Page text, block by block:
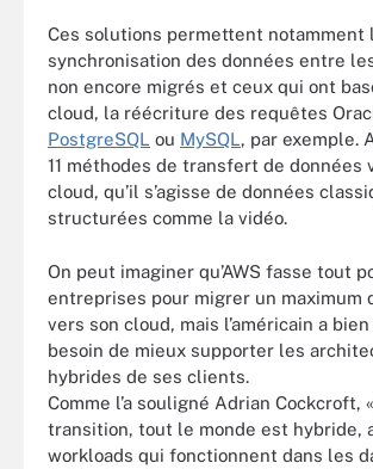
Ces solutions permettent notamment
synchronisation des données entre
non encore migrés et ceux qui ont
cloud, la réécriture des requêtes
PostgreSQL ou MySQL, par exemple.
11 méthodes de transfert de données
cloud, qu’il s’agisse de données
structurées comme la vidéo.
On peut imaginer qu’AWS fasse tout
entreprises pour migrer un maximum
vers son cloud, mais l’américain a
besoin de mieux supporter les
hybrides de ses clients.
Comme l’a souligné Adrian Cockcroft,
transition, tout le monde est hybride,
workloads qui fonctionnent dans les